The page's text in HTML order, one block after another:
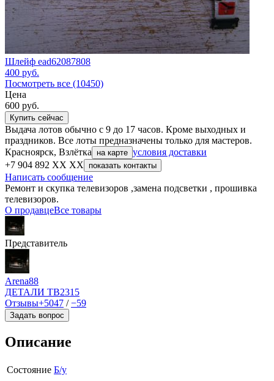
Шлейф ead62087808
400 руб.
Посмотреть все (10450)
Цена
600 руб.
Купить сейчас
Выдача лотов обычно с 9 до 17 часов. Кроме выходных и
праздников. Все лоты предназначены только для мастеров.
Красноярск, Взлётка
на карте условия доставки
+7 904 892 XX XX
показать контакты
Написать сообщение
Ремонт и скупка телевизоров ,замена подсветки , прошивка
телевизоров.
О продавцеВсе товары
Представитель
Arena88
ДЕТАЛИ ТВ2315
Отзывы+5047 /−59
Задать вопрос
Описание
Состояние Б/у